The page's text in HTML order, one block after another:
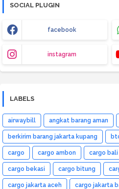
SOCIAL PLUGIN
facebook
instagram
LABELS
airwaybill angkat barang aman
berkirim barang jakarta kupang
cargo cargo ambon cargo
cargo bekasi cargo bitung
cargo jakarta aceh cargo jakarta